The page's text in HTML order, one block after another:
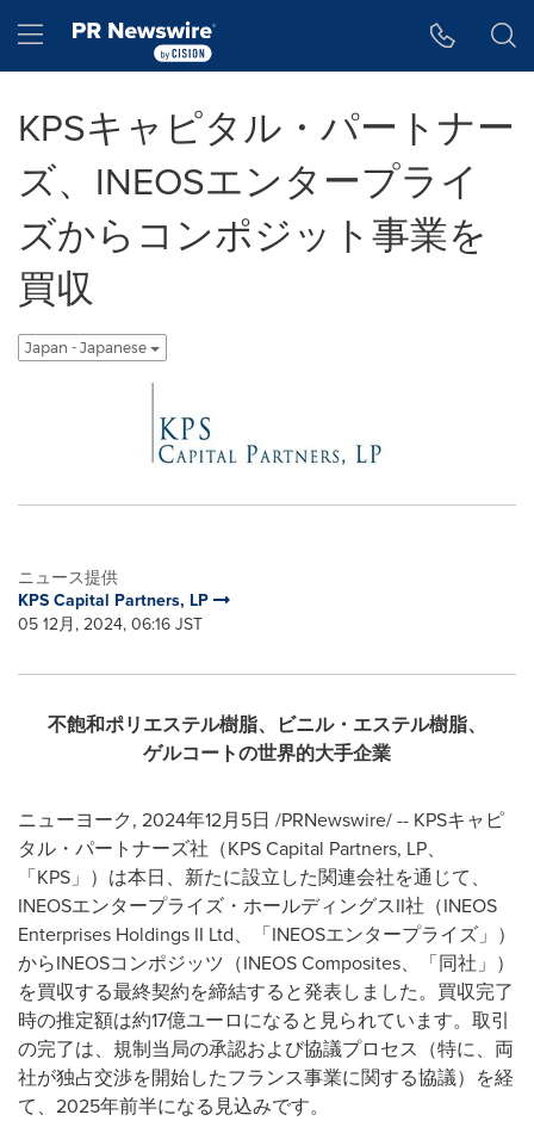
Hamburger menu
KPSキャピタル・パートナー
ズ、INEOSエンタープライ
ズからコンポジット事業を
買収
Japan - Japanese
ニュース提供
KPS Capital Partners, LP
05 12月, 2024, 06:16 JST
不飽和ポリエステル樹脂、ビニル・エステル樹脂、
ゲルコートの世界的大手企業
ニューヨーク, 2024年12月5日 /PRNewswire/ -- KPSキャピ
タル・パートナーズ社（KPS Capital Partners, LP、
「KPS」）は本日、新たに設立した関連会社を通じて、
INEOSエンタープライズ・ホールディングスII社（INEOS
Enterprises Holdings II Ltd、「INEOSエンタープライズ」）
からINEOSコンポジッツ（INEOS Composites、「同社」）
を買収する最終契約を締結すると発表しました。買収完了
時の推定額は約17億ユーロになると見られています。取引
の完了は、規制当局の承認および協議プロセス（特に、両
社が独占交渉を開始したフランス事業に関する協議）を経
て、2025年前半になる見込みです。